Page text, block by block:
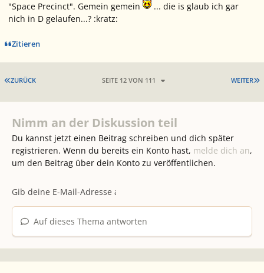
"Space Precinct". Gemein gemein
... die is glaub ich gar
nich in D gelaufen...? :kratz:
Zitieren
ERSTE SEITE
ZURÜCK WEITER
SEITE 12 VON 111
Nimm an der Diskussion teil
Du kannst jetzt einen Beitrag schreiben und dich später
registrieren. Wenn du bereits ein Konto hast, melde dich an,
um den Beitrag über dein Konto zu veröffentlichen.
Auf dieses Thema antworten